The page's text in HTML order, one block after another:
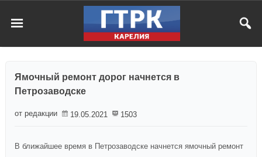
Ямочный ремонт дорог начнется в
Петрозаводске
от редакции 19.05.2021 1503
В ближайшее время в Петрозаводске начнется ямочный ремонт